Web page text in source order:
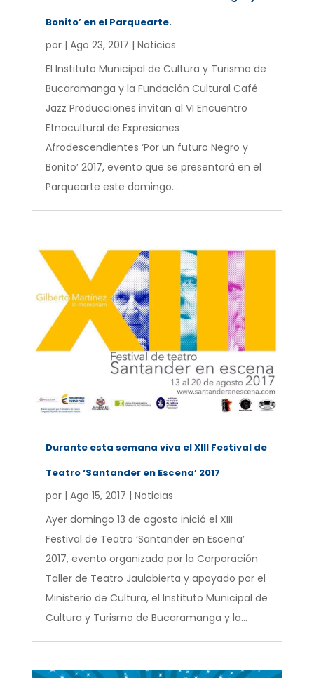
Bonito’ en el Parquearte.
por | Ago 23, 2017 | Noticias
El Instituto Municipal de Cultura y Turismo de
Bucaramanga y la Fundación Cultural Café
Jazz Producciones invitan al VI Encuentro
Etnocultural de Expresiones
Afrodescendientes ‘Por un futuro Negro y
Bonito’ 2017, evento que se presentará en el
Parquearte este domingo...
Durante esta semana viva el XIII Festival de
Teatro ‘Santander en Escena’ 2017
por | Ago 15, 2017 | Noticias
Ayer domingo 13 de agosto inició el XIII
Festival de Teatro ‘Santander en Escena’
2017, evento organizado por la Corporación
Taller de Teatro Jaulabierta y apoyado por el
Ministerio de Cultura, el Instituto Municipal de
Cultura y Turismo de Bucaramanga y la...